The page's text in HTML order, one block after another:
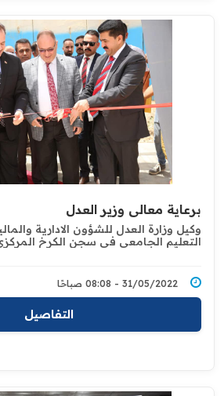
برعاية معالي وزير العدل
وكيل وزارة العدل للشؤون الادارية
التعليم الجامعي في سجن الكرخ
31/05/2022 - 08:08 صباحًا
التفاصيل